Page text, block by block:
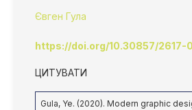
Євген Гула
https://doi.org/10.30857/2617-
ЦИТУВАТИ
Gula, Ye. (2020). Modern graphic